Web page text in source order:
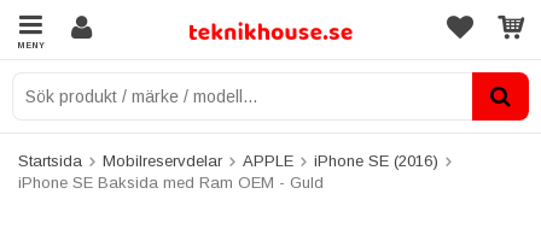
MENY
Startsida Mobilreservdelar APPLE
iPhone SE (2016)
iPhone SE Baksida med Ram OEM - Guld